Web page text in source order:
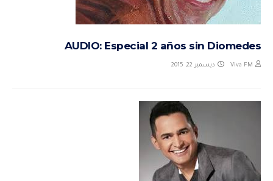
AUDIO: Especial 2 años sin Diomedes
Viva FM ديسمبر 22, 2015